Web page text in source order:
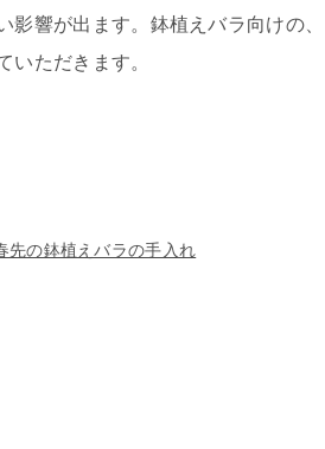
響が出ます。鉢植えバラ向けの、
いただきます。
先の鉢植えバラの手入れ